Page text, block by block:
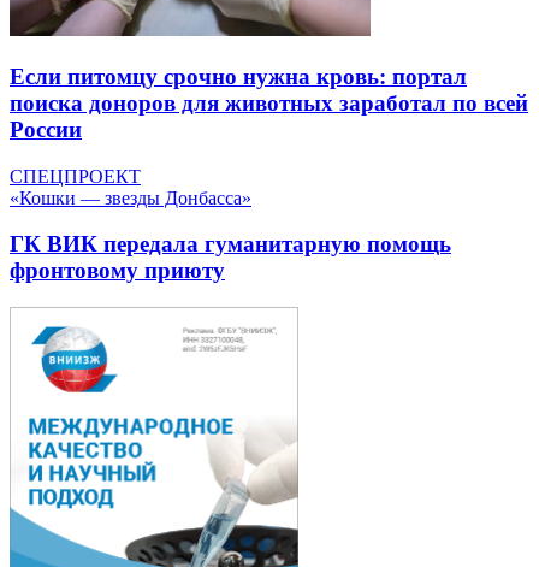
Если питомцу срочно нужна кровь: портал
поиска доноров для животных заработал по всей
России
СПЕЦПРОЕКТ
«Кошки — звезды Донбасса»
ГК ВИК передала гуманитарную помощь
фронтовому приюту